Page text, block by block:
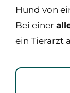
Hund von
Bei einer
ein Tierarzt